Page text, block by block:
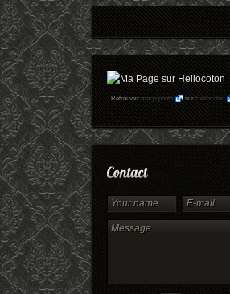
Retrouvezmaryophoto surHellocoton